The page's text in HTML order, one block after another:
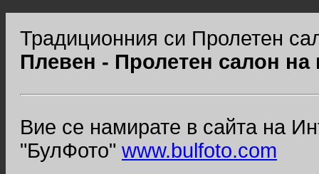
Традиционния си Пролетен
Плевен - Пролетен салон
Вие се намирате в сайта на
"БулФото" www.bulfoto.com